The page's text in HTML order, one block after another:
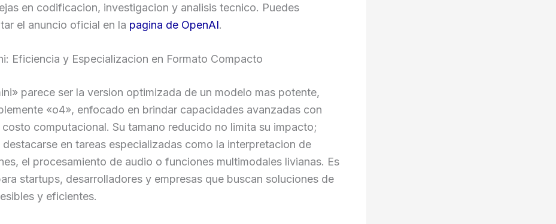
en codificacion, investigacion y analisis tecnico. Puedes
el anuncio oficial en la pagina de OpenAI.
Eficiencia y Especializacion en Formato Compacto
parece ser la version optimizada de un modelo mas potente,
«o4», enfocado en brindar capacidades avanzadas con
costo computacional. Su tamano reducido no limita su impacto;
destacarse en tareas especializadas como la interpretacion de
el procesamiento de audio o funciones multimodales livianas. Es
startups, desarrolladores y empresas que buscan soluciones de
y eficientes.